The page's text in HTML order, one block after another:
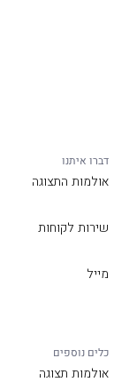
דברו איתנו
אולמות התצוגה
שירות לקוחות
מייל
כלים נוספים
אולמות תצוגה